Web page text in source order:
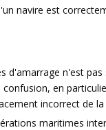
navire est
n'est
en
incorrect de
maritimes